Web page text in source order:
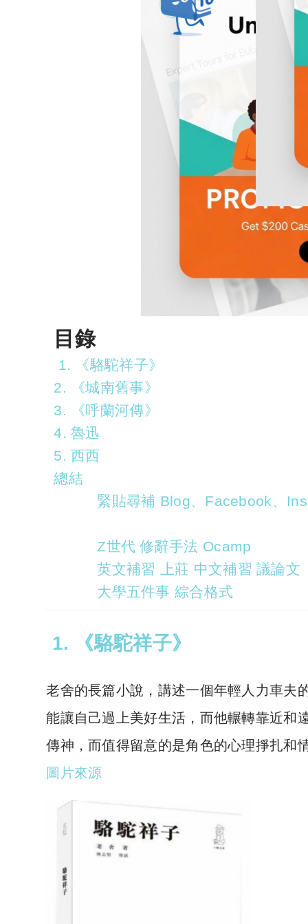
目錄
1. 《駱駝祥子》
2. 《城南舊事》
3. 《呼蘭河傳》
4. 魯迅
5. 西西
總結
緊貼尋補 Blog、Facebook、
Z世代 修辭手法 Ocamp
英文補習 上莊 中文補習 議論文
大學五件事 綜合格式
1. 《駱駝祥子》
老舍的長篇小說，講述一個年輕人力車夫
能讓自己過上美好生活，而他輾轉靠近和
傳神，而值得留意的是角色的心理掙扎和
圖片來源